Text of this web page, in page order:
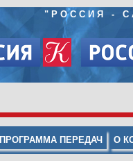
" РОССИЯ -
ПРОГРАММА ПЕРЕДАЧ О